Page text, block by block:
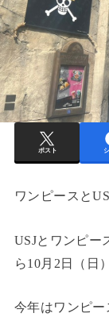
ポスト
ワンピースと
USJとワンピー
ら10月2日（日
今年はワンピ